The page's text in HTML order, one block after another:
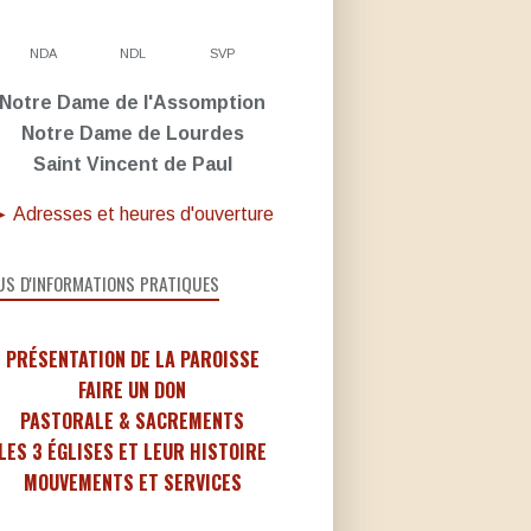
NDA NDL SVP
Notre Dame de l'Assomption
Notre Dame de Lourdes
Saint Vincent de Paul
Adresses et heures d'ouverture
D'INFORMATIONS PRATIQUES
PRÉSENTATION DE LA PAROISSE
FAIRE UN DON
PASTORALE & SACREMENTS
3 ÉGLISES ET LEUR HISTOIRE
MOUVEMENTS ET SERVICES